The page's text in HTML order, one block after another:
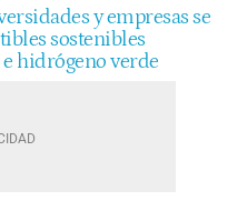
y empresas se
sostenibles
hidrógeno verde